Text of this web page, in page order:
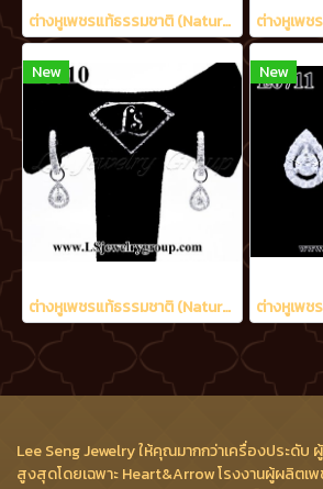
ต่างหูเพชรแท้ธรรมชาติ (Natural Diamonds) 1.20 Ct.
New
ต่างหูเพชรแท้ธรรมชาติ (Natural Diamonds) 0.90 Ct.
New
Lee Seng Jewelry ให้คุณมากกว่าเครื่องประดั
สูงสุดโดยเฉพาะ Heart&Arrow โรงงานผู้ผลิตเ